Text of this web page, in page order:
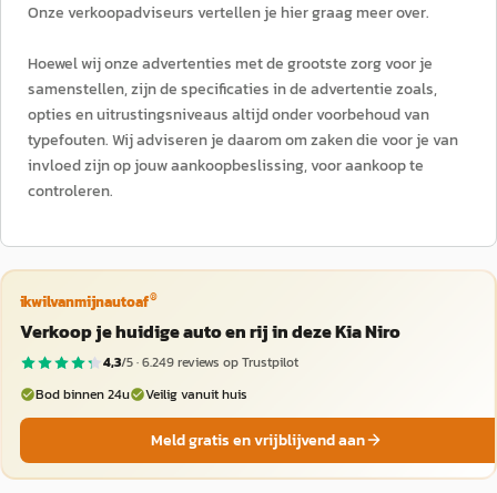
Onze verkoopadviseurs vertellen je hier graag meer over.
Hoewel wij onze advertenties met de grootste zorg voor je
samenstellen, zijn de specificaties in de advertentie zoals,
opties en uitrustingsniveaus altijd onder voorbehoud van
typefouten. Wij adviseren je daarom om zaken die voor je van
invloed zijn op jouw aankoopbeslissing, voor aankoop te
controleren.
ikwilvanmijnautoaf®
Verkoop je huidige auto en rij in deze Kia Niro
4,3/5 ·6.249reviews op Trustpilot
Bod binnen 24u
Veilig vanuit huis
Meld gratis en vrijblijvend aan